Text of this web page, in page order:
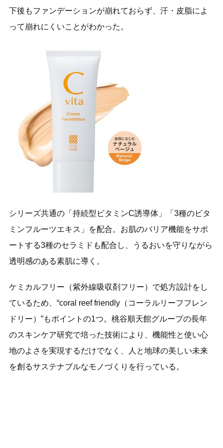
下後もファンデーションが崩れておらず、汗・皮脂によ
って崩れにくいことがわかった。
シリーズ共通の「持続型ビタミンC誘導体」「3種のビタ
ミンフルーツエキス」を配合。お肌のバリア機能をサポ
ートする3種のセラミドも配合し、うるおいを守りながら
透明感のある素肌に導く。
ケミカルフリー（紫外線吸収剤フリー）で処方設計をし
ているため、“coral reef friendly（コーラルリーフフレン
ドリー）”もポイントの1つ。桃谷順天館グループの長年
のスキンケア研究で培った技術により、機能性と使い心
地のよさを実現するだけでなく、人と地球の美しい未来
を創るサステナブルなモノづくりを行っている。